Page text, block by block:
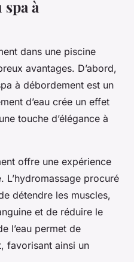
spa à
dans une piscine
avantages. D’abord,
à débordement est un
d’eau crée un effet
touche d’élégance à
offre une expérience
L’hydromassage procuré
détendre les muscles,
et de réduire le
l’eau permet de
favorisant ainsi un